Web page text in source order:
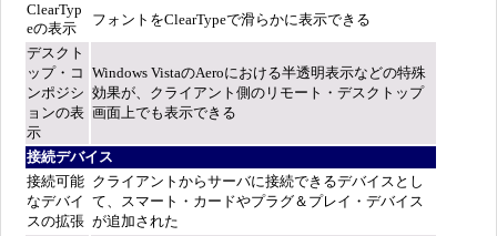
ClearTyp
eの表示
フォントをClearTypeで滑らかに表示できる
デスクト
ップ・コ
ンポジシ
ョンの表
示
Windows VistaのAeroにおける半透明表示などの特殊
効果が、クライアント側のリモート・デスクトップ
画面上でも表示できる
接続デバイス
接続可能
なデバイ
スの拡張
クライアントからサーバに接続できるデバイスとし
て、スマート・カードやプラグ＆プレイ・デバイス
が追加された